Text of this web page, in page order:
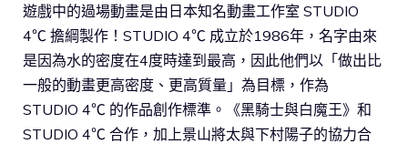
遊戲中的過場動畫是由日本知名動畫工作室 STUDIO
4℃ 擔綱製作！STUDIO 4℃ 成立於1986年，名字由來
是因為水的密度在4度時達到最高，因此他們以「做出比
一般的動畫更高密度、更高質量」為目標，作為
STUDIO 4℃ 的作品創作標準。《黑騎士與白魔王》和
STUDIO 4℃ 合作，加上景山將太與下村陽子的協力合